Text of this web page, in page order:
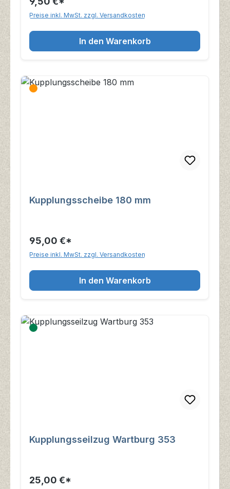
Preise inkl. MwSt. zzgl. Versandkosten
In den Warenkorb
Kupplungsscheibe 180 mm
95,00 €*
Preise inkl. MwSt. zzgl. Versandkosten
In den Warenkorb
Kupplungsseilzug Wartburg 353
25,00 €*